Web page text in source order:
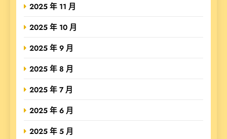
2025 年 11 月
2025 年 10 月
2025 年 9 月
2025 年 8 月
2025 年 7 月
2025 年 6 月
2025 年 5 月